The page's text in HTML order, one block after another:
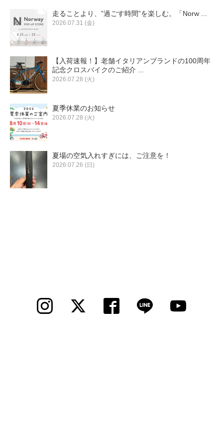
走ることより、”過ごす時間”を楽しむ。「Norw ...
2026.07.31 (金)
【入荷速報！】老舗イタリアンブランドの100周年
記念クロスバイクのご紹介 ...
2026.07.28 (火)
夏季休業のお知らせ
2026.07.28 (火)
夏場の空気入れすぎには、ご注意を！
2026.07.26 (日)